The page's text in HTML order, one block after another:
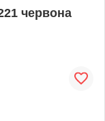
червона